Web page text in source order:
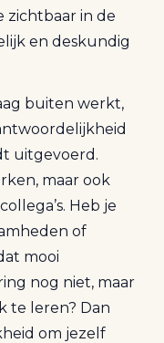
zichtbaar in de
en deskundig
buiten werkt,
uitgevoerd.
maar ook
Heb je
of
mooi
nog niet, maar
te leren? Dan
om jezelf